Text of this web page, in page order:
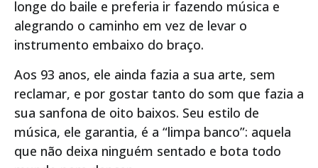
longe do baile e preferia ir fazendo música e
alegrando o caminho em vez de levar o
instrumento embaixo do braço.
Aos 93 anos, ele ainda fazia a sua arte, sem
reclamar, e por gostar tanto do som que fazia a
sua sanfona de oito baixos. Seu estilo de
música, ele garantia, é a “limpa banco”: aquela
que não deixa ninguém sentado e bota todo